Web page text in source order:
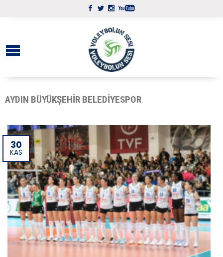
AYDIN BÜYÜKŞEHIR BELEDIYESPOR
30
KAS